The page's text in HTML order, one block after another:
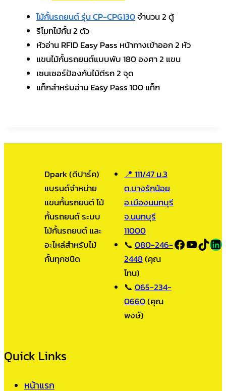
ไม้กั้นรถยนต์ รุ่น CP-CPG130จำนวน 2 ตู้
รีโมทไม้กั้น 2 ตัว
หัวอ่าน RFID Easy Pass หน้าทางเข้าออก 2 หัว
แขนไม้กั้นรถยนต์แบบพับ 180 องศา 2 แขน
เซนเซอร์ป้องกันไม้ตีรถ 2 จุด
แท็กสำหรับอ่าน Easy Pass 100 แท็ก
Dpark (ดีปาร์ค)
แบรนด์จำหน่าย
แขนกั้นรถยนต์ ไม้
กั้นรถยนต์ ระบบ
ไม้กั้นรถยนต์ และ
อะไหล่สำหรับไม้
กั้นทุกชนิด
📍 111/47 ม.3
ต.บางรักน้อย
อ.เมืองนนทบุรี
จ.นนทบุรี
11000
📞 080-246-
2448(คุณ
โทน)
📞 065-234-
0660(คุณ
พงษ์)
Facebook
Quick Links
หน้าแรก